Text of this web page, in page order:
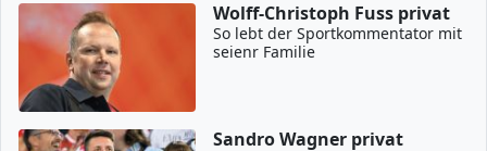
Wolff-Christoph Fuss privat
So lebt der Sportkommentator mit
seienr Familie
Sandro Wagner privat